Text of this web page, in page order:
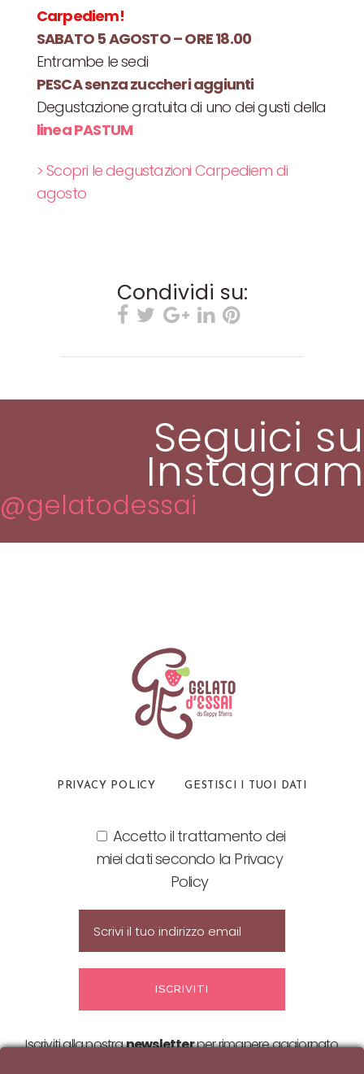
Carpediem!
SABATO 5 AGOSTO – ORE 18.00
Entrambe le sedi
PESCA senzazuccheriaggiunti
Degustazione gratuita di uno dei gusti della
linea PASTUM
> Scopri le degustazioni Carpediem di
agosto
Condividi su:
Seguici su
Instagram
@gelatodessai
PRIVACY POLICY GESTISCI I TUOI DATI
Accetto il trattamento dei
miei dati secondo la Privacy
Policy
Iscriviti alla nostranewsletterper rimanere aggiornato